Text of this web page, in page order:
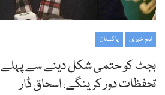
اہم خبریں پاکستان
بجٹ کو حتمی شکل دینے سے پہلے
تحفظات دور کرینگے، اسحاق ڈار